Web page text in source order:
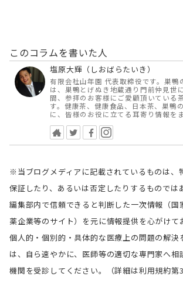
このコラムを書いた人
塩原大輝（しおばらたいき）
有限会社山年園 代表取締役です。巣鴨
は、巣鴨とげぬき地蔵通り門前仲見世
間、参拝のお客様にご愛顧頂いている
す。健康茶、健康食品、日本茶、巣鴨
に、皆様のお役に立てる耳寄り情報を
※当ブログメディアに記載されているものは、
保証したり、あるいは否定したりするものでは
編集部内で信頼できると判断した一次情報（国
薬企業等のサイト）を元に情報提供を心がけて
個人的・個別的・具体的な医療上の問題の解決
は、自ら速やかに、医師等の適切な専門家へ相
機関を受診してください。（詳細は利用規約第